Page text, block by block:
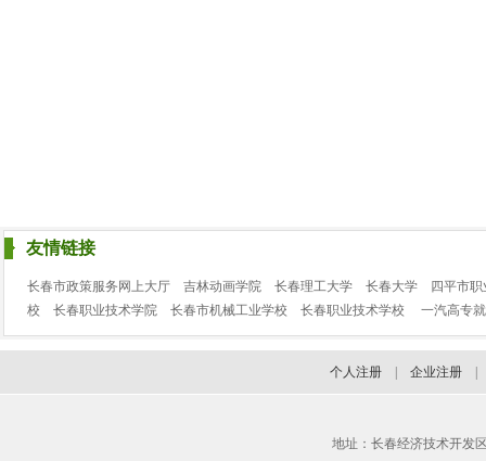
友情链接
长春市政策服务网上大厅 吉林动画学院 长春理工大学 长春大学
四平市
校
长春职业技术学院 长春市机械工业学校 长春职业技术学校 一汽高专
个人注册 企业注册
地址：长春经济技术开发